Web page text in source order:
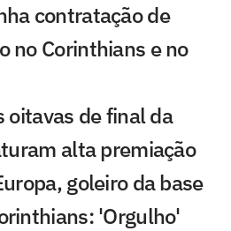
contratação de
no Corinthians e no
oitavas de final da
alta premiação
goleiro da base
'Orgulho'